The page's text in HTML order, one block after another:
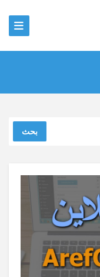
بحث